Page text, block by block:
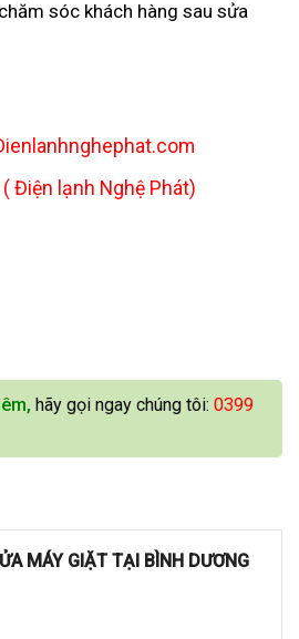
sóc khách hàng sau sửa
Điện lạnh Nghệ Phát)
hãy gọi ngay chúng tôi: 0399
MÁY GIẶT TẠI BÌNH DƯƠNG